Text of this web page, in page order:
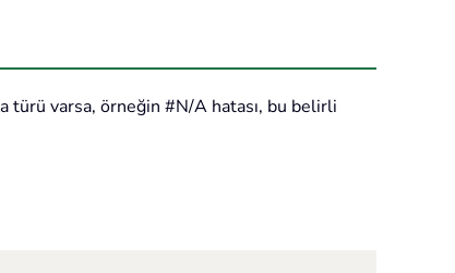
türü varsa, örneğin #N/A hatası, bu belirli